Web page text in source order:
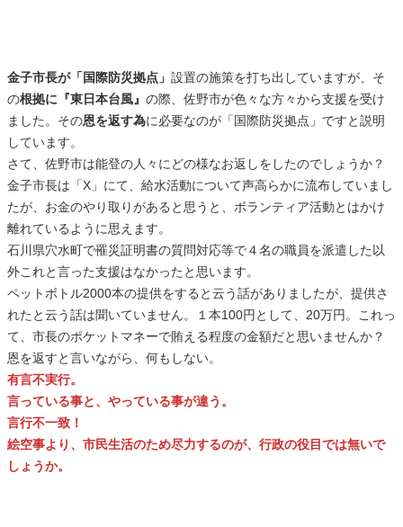
金子市長が「国際防災拠点」 設置の施策を打ち出していますが、そ
の根拠に『東日本台風』 の際、佐野市が色々な方々から支援を受け
ました。その恩を返す為に必要なのが「国際防災拠点」ですと説明
しています。
さて、佐野市は能登の人々にどの様なお返しをしたのでしょうか？
金子市長は「X」にて、給水活動について声高らかに流布していまし
たが、お金のやり取りがあると思うと、ボランティア活動とはかけ
離れているように思えます。
石川県穴水町で罹災証明書の質問対応等で４名の職員を派遣した以
外これと言った支援はなかったと思います。
ペットボトル2000本の提供をすると云う話がありましたが、提供さ
れたと云う話は聞いていません。１本100円として、20万円。これっ
て、市長のポケットマネーで賄える程度の金額だと思いませんか？
恩を返すと言いながら、何もしない。
有言不実行。
言っている事と、やっている事が違う。
言行不一致！
絵空事より、市民生活のため尽力するのが、行政の役目では無いで
しょうか。